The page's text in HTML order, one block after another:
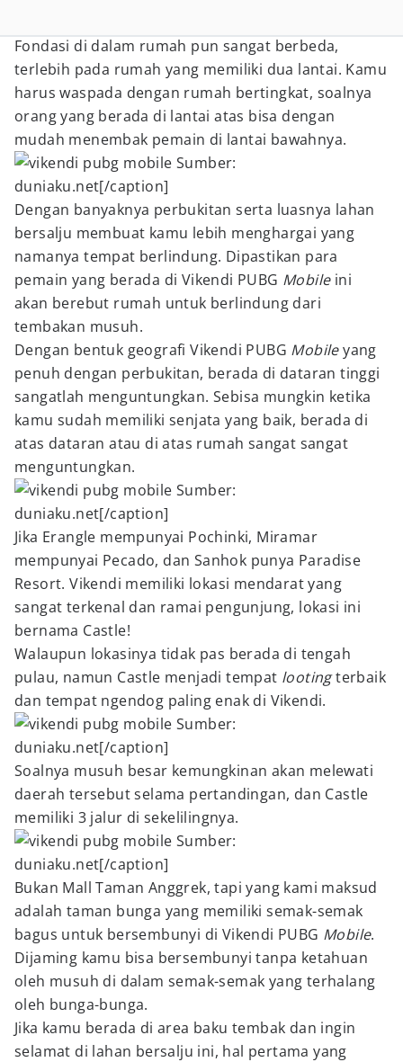
Fondasi di dalam rumah pun sangat berbeda,
terlebih pada rumah yang memiliki dua lantai. Kamu
harus waspada dengan rumah bertingkat, soalnya
orang yang berada di lantai atas bisa dengan
mudah menembak pemain di lantai bawahnya.
Sumber:
duniaku.net[/caption]
Dengan banyaknya perbukitan serta luasnya lahan
bersalju membuat kamu lebih menghargai yang
namanya tempat berlindung. Dipastikan para
pemain yang berada di Vikendi PUBG Mobileini
akan berebut rumah untuk berlindung dari
tembakan musuh.
Dengan bentuk geografi Vikendi PUBG Mobileyang
penuh dengan perbukitan, berada di dataran tinggi
sangatlah menguntungkan. Sebisa mungkin ketika
kamu sudah memiliki senjata yang baik, berada di
atas dataran atau di atas rumah sangat sangat
menguntungkan.
Sumber:
duniaku.net[/caption]
Jika Erangle mempunyai Pochinki, Miramar
mempunyai Pecado, dan Sanhok punya Paradise
Resort. Vikendi memiliki lokasi mendarat yang
sangat terkenal dan ramai pengunjung, lokasi ini
bernama Castle!
Walaupun lokasinya tidak pas berada di tengah
pulau, namun Castle menjadi tempat lootingterbaik
dan tempat ngendog paling enak di Vikendi.
Sumber:
duniaku.net[/caption]
Soalnya musuh besar kemungkinan akan melewati
daerah tersebut selama pertandingan, dan Castle
memiliki 3 jalur di sekelilingnya.
Sumber:
duniaku.net[/caption]
Bukan Mall Taman Anggrek, tapi yang kami maksud
adalah taman bunga yang memiliki semak-semak
bagus untuk bersembunyi di Vikendi PUBG Mobile.
Dijaming kamu bisa bersembunyi tanpa ketahuan
oleh musuh di dalam semak-semak yang terhalang
oleh bunga-bunga.
Jika kamu berada di area baku tembak dan ingin
selamat di lahan bersalju ini, hal pertama yang